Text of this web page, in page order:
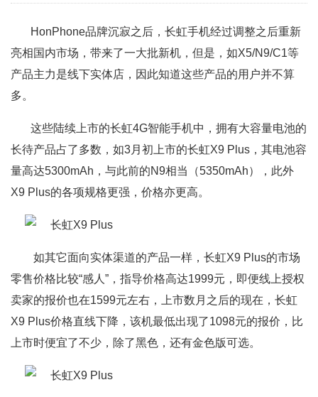
HonPhone品牌沉寂之后，长虹手机经过调整之后重新
亮相国内市场，带来了一大批新机，但是，如X5/N9/C1等
产品主力是线下实体店，因此知道这些产品的用户并不算
多。
这些陆续上市的长虹4G智能手机中，拥有大容量电池的
长待产品占了多数，如3月初上市的长虹X9 Plus，其电池容
量高达5300mAh，与此前的N9相当（5350mAh），此外
X9 Plus的各项规格更强，价格亦更高。
如其它面向实体渠道的产品一样，长虹X9 Plus的市场
零售价格比较“感人”，指导价格高达1999元，即便线上授权
卖家的报价也在1599元左右，上市数月之后的现在，长虹
X9 Plus价格直线下降，该机最低出现了1098元的报价，比
上市时便宜了不少，除了黑色，还有金色版可选。